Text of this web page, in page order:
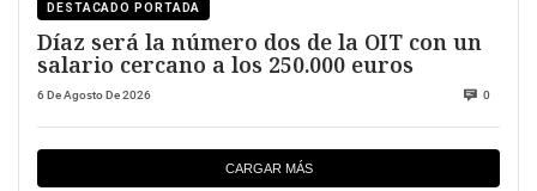
DESTACADO PORTADA
Díaz será la número dos de la OIT con un
salario cercano a los 250.000 euros
6 De Agosto De 2026 0
CARGAR MÁS